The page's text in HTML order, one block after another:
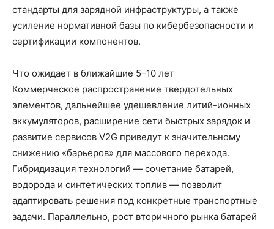
стандарты для зарядной инфраструктуры, а также
усиление нормативной базы по кибербезопасности и
сертификации компонентов.
Что ожидает в ближайшие 5–10 лет
Коммерческое распространение твердотельных
элементов, дальнейшее удешевление литий-ионных
аккумуляторов, расширение сети быстрых зарядок и
развитие сервисов V2G приведут к значительному
снижению «барьеров» для массового перехода.
Гибридизация технологий — сочетание батарей,
водорода и синтетических топлив — позволит
адаптировать решения под конкретные транспортные
задачи. Параллельно, рост вторичного рынка батарей